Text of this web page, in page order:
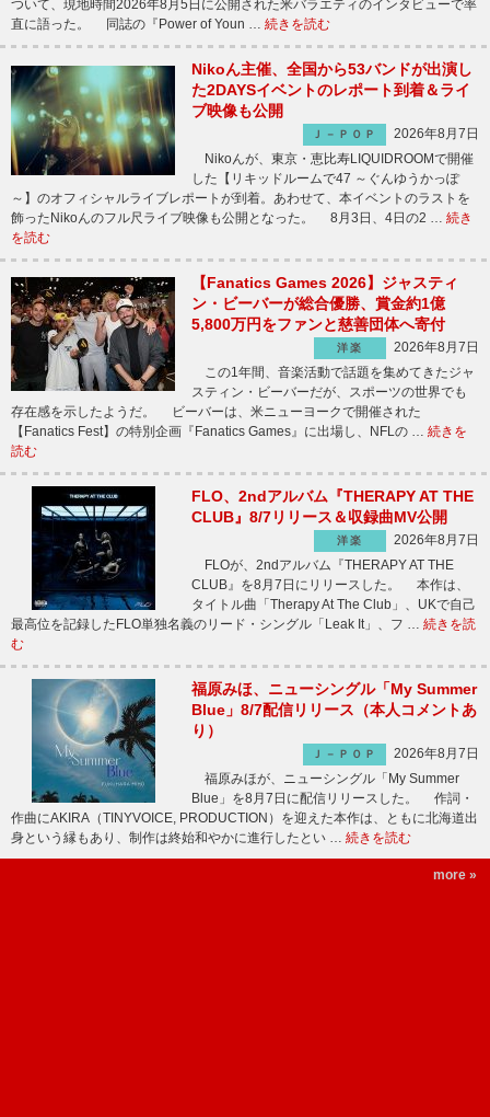
ついて、現地時間2026年8月5日に公開された米バラエティのインタビューで率
直に語った。 同誌の『Power of Youn … 続きを読む
Nikoん主催、全国から53バンドが出演し
た2DAYSイベントのレポート到着＆ライ
ブ映像も公開
Ｊ－ＰＯＰ
2026年8月7日
Nikoんが、東京・恵比寿LIQUIDROOMで開催
した【リキッドルームで47 ～ぐんゆうかっぽ
～】のオフィシャルライブレポートが到着。あわせて、本イベントのラストを
飾ったNikoんのフル尺ライブ映像も公開となった。 8月3日、4日の2 … 続き
を読む
【Fanatics Games 2026】ジャスティ
ン・ビーバーが総合優勝、賞金約1億
5,800万円をファンと慈善団体へ寄付
洋楽
2026年8月7日
この1年間、音楽活動で話題を集めてきたジャ
スティン・ビーバーだが、スポーツの世界でも
存在感を示したようだ。 ビーバーは、米ニューヨークで開催された
【Fanatics Fest】の特別企画『Fanatics Games』に出場し、NFLの … 続きを
読む
FLO、2ndアルバム『THERAPY AT THE
CLUB』8/7リリース＆収録曲MV公開
洋楽
2026年8月7日
FLOが、2ndアルバム『THERAPY AT THE
CLUB』を8月7日にリリースした。 本作は、
タイトル曲「Therapy At The Club」、UKで自己
最高位を記録したFLO単独名義のリード・シングル「Leak It」、フ … 続きを読
む
福原みほ、ニューシングル「My Summer
Blue」8/7配信リリース（本人コメントあ
り）
Ｊ－ＰＯＰ
2026年8月7日
福原みほが、ニューシングル「My Summer
Blue」を8月7日に配信リリースした。 作詞・
作曲にAKIRA（TINYVOICE, PRODUCTION）を迎えた本作は、ともに北海道出
身という縁もあり、制作は終始和やかに進行したとい … 続きを読む
more »